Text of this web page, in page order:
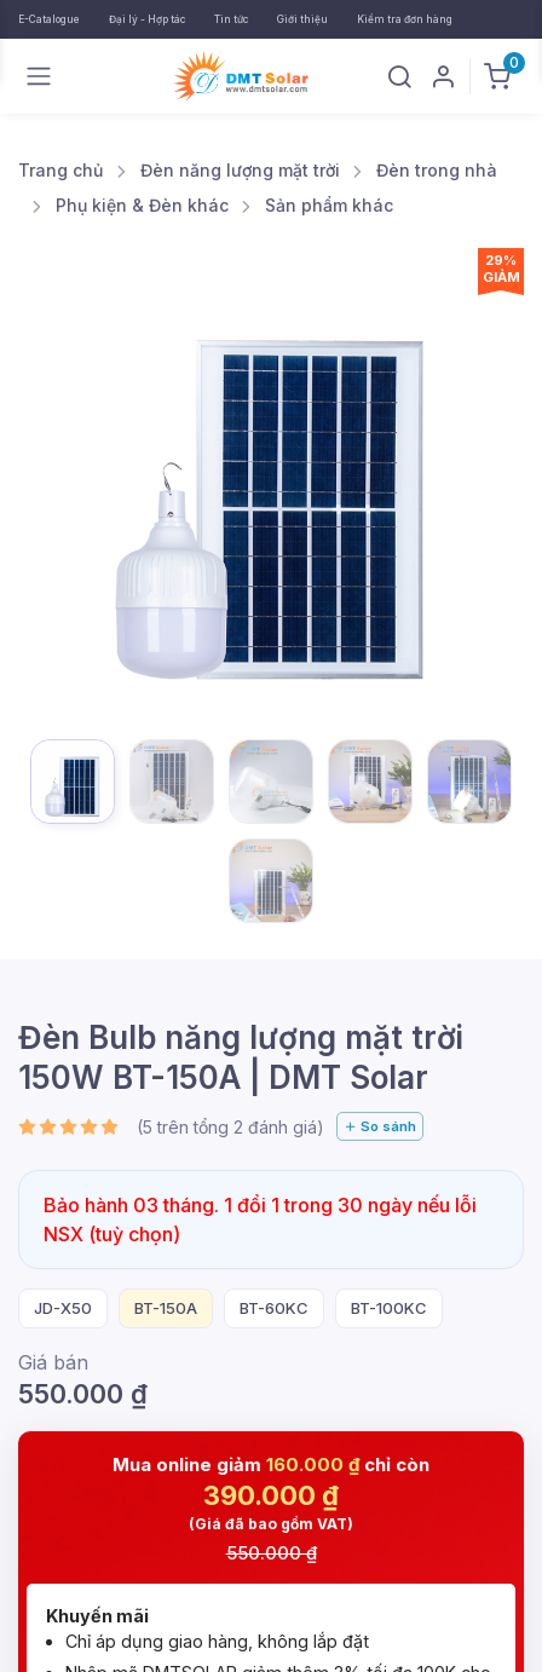
E-Catalogue Đại lý - Hợp tác Tin tức Giới thiệu Kiểm tra đơn hàng
0
Trang chủ Đèn năng lượng mặt trời
Đèn trong nhà
Phụ kiện & Đèn khác
Sản phẩm khác
29%
GIẢM
Đèn Bulb năng lượng mặt trời
150W BT-150A | DMT Solar
(5 trên tổng 2 đánh giá) So sánh
Bảo hành 03 tháng. 1 đổi 1 trong 30 ngày nếu lỗi
NSX (tuỳ chọn)
JD-X50 BT-150A BT-60KC BT-100KC
Giá bán
550.000 ₫
Mua online giảm 160.000 ₫chỉ còn
390.000 ₫
(Giá đã bao gồm VAT)
550.000 ₫
Khuyến mãi
Chỉ áp dụng giao hàng, không lắp đặt